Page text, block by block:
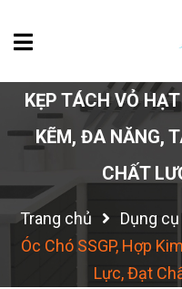
KẸP TÁCH VỎ
KẼM, ĐA NĂNG,
CHẤT
Trang chủ Dụng
Óc Chó SSGP, Hợp
Lực, Đạt